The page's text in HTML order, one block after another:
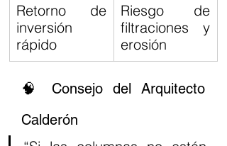
Retorno de
inversión
rápido
Riesgo de
filtraciones y
erosión
🧠 Consejo del Arquitecto
Calderón